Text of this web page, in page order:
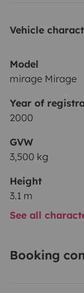
Vehicle
Model
mirage Mirage
Year of
2000
GVW
3,500 kg
Height
3.1 m
See all
Booking